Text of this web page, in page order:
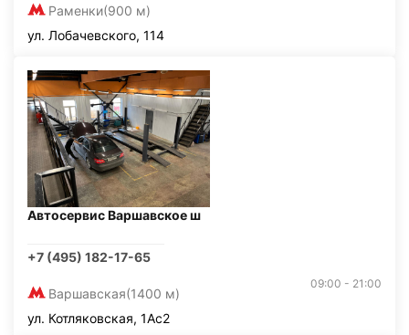
Раменки(900 м)
ул. Лобачевского, 114
Автосервис Варшавское ш
+7 (495) 182-17-65
Варшавская(1400 м)
09:00 - 21:00
ул. Котляковская, 1Ас2